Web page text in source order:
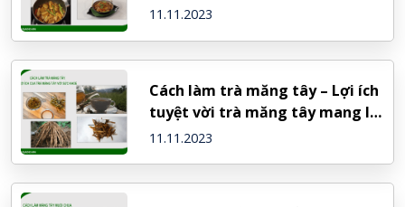
11.11.2023
Cách làm trà măng tây – Lợi ích
tuyệt vời trà măng tây mang lại
cho sức khỏe
11.11.2023